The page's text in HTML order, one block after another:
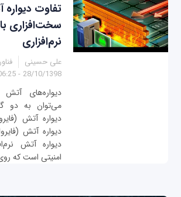
تفاوت
سخت‌افزاری
نرم‌افزاری
علی حسینی
28/10/1398 - 06:25
دیواره‌های آتش
می‌توان به دو
دیواره آتش
دیواره آتش
دیواره آتش
امنیتی است که